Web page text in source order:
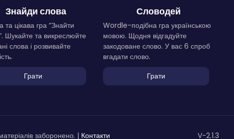
Знайди слова
та цікава гра “Знайти
Шукайте та викреслюйте
слова і розвивайте
Грати
Словодей
Wordle-подібна гра українською
мовою. Щодня відгадуйте
закодоване слово. У вас 6 спроб
вгадати слово.
Грати
заборонено. | Контакти V-2.1.3